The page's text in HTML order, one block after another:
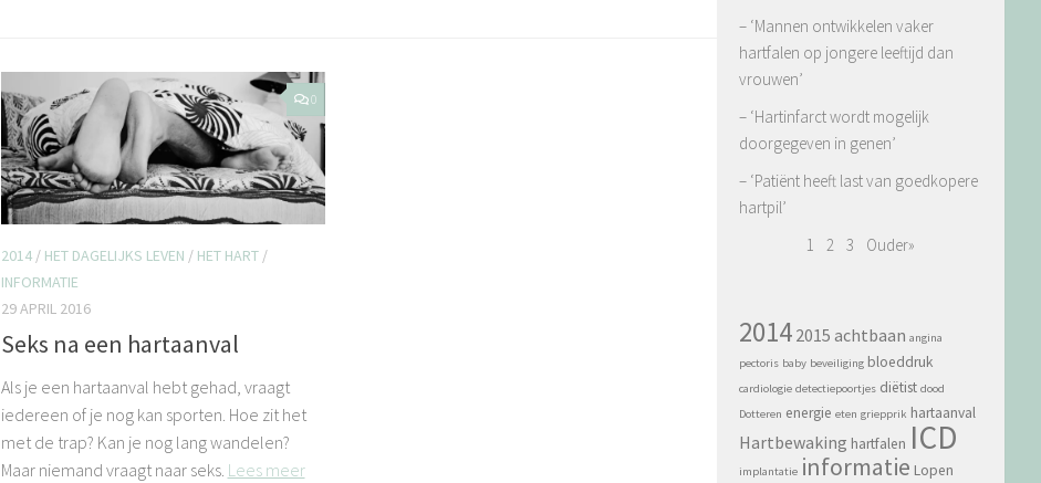
0
2014/ HET DAGELIJKS LEVEN / HET HART/
INFORMATIE
29 APRIL 2016
Seks na een hartaanval
Als je een hartaanval hebt gehad, vraagt
iedereen of je nog kan sporten. Hoe zit het
met de trap? Kan je nog lang wandelen?
Maar niemand vraagt naar seks. Lees meer
– ‘Mannen ontwikkelen vaker
hartfalen op jongere leeftijd dan
vrouwen’
– ‘Hartinfarct wordt mogelijk
doorgegeven in genen’
– ‘Patiënt heeft last van goedkopere
hartpil’
1
2 3 Ouder»
2014 2015 achtbaan angina
pectoris baby beveiliging bloeddruk
cardiologie detectiepoortjes diëtist dood
Dotteren energie eten griepprik hartaanval
Hartbewaking hartfalen ICD
implantatie informatie Lopen